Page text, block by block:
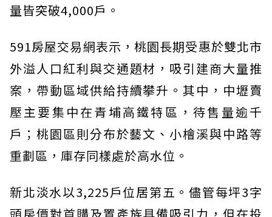
量皆突破4,000戶。
591房屋交易網表示，桃園長期受惠於雙北市
外溢人口紅利與交通題材，吸引建商大量推
案，帶動區域供給持續攀升。其中，中壢賣
壓主要集中在青埔高鐵特區，待售量逾千
戶；桃園區則分布於藝文、小檜溪與中路等
重劃區，庫存同樣處於高水位。
新北淡水以3,225戶位居第五。儘管每坪3字